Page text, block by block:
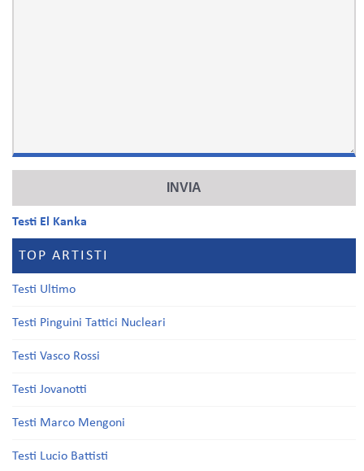
Testi El Kanka
TOP ARTISTI
Testi Ultimo
Testi Pinguini Tattici Nucleari
Testi Vasco Rossi
Testi Jovanotti
Testi Marco Mengoni
Testi Lucio Battisti